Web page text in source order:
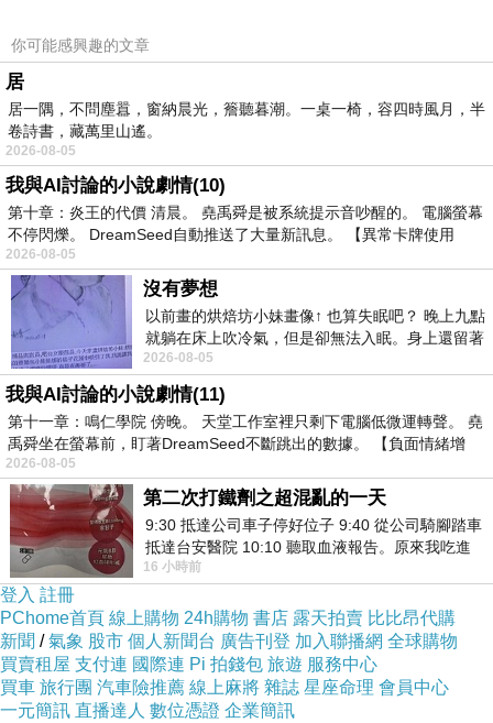
上一篇：抓到了！盜用黃偉哲臉宣布「台南停班停課」身份竟是女高中生…校方回應
下一篇： 好過白做
你可能感興趣的文章
居
居一隅，不問塵囂，窗納晨光，簷聽暮潮。一桌一椅，容四時風月，半
卷詩書，藏萬里山遙。
2026-08-05
我與AI討論的小說劇情(10)
第十章：炎王的代價 清晨。 堯禹舜是被系統提示音吵醒的。 電腦螢幕
不停閃爍。 DreamSeed自動推送了大量新訊息。 【異常卡牌使用
2026-08-05
沒有夢想
以前畫的烘焙坊小妹畫像↑ 也算失眠吧？ 晚上九點
就躺在床上吹冷氣，但是卻無法入眠。身上還留著
四點多跑的六公里的疲
2026-08-05
我與AI討論的小說劇情(11)
第十一章：鳴仁學院 傍晚。 天堂工作室裡只剩下電腦低微運轉聲。 堯
禹舜坐在螢幕前，盯著DreamSeed不斷跳出的數據。 【負面情緒增
2026-08-05
第二次打鐵劑之超混亂的一天
9:30 抵達公司車子停好位子 9:40 從公司騎腳踏車
抵達台安醫院 10:10 聽取血液報告。原來我吃進
去的 B12 彌可保並非沒有吸收而是超
16 小時前
登入 註冊
PChome首頁 線上購物 24h購物 書店 露天拍賣 比比昂代購
新聞 /氣象 股市 個人新聞台 廣告刊登 加入聯播網 全球購物
買賣租屋 支付連 國際連 Pi 拍錢包 旅遊 服務中心
買車 旅行團 汽車險推薦 線上麻將 雜誌 星座命理 會員中心
一元簡訊 直播達人 數位憑證 企業簡訊